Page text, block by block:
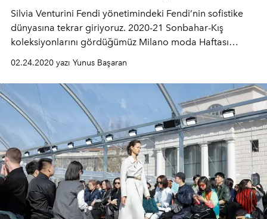
Silvia Venturini Fendi yönetimindeki Fendi’nin sofistike
dünyasına tekrar giriyoruz. 2020-21 Sonbahar-Kış
koleksiyonlarını gördüğümüz Milano moda Haftası
bolca feminizm dolu geçeceğini, bunun bir
propagandadan çok güçlü kadın imajı çizme üzerine
olduğunu anlattı. 2020-21 Sonbahar-Kış aksesuar
koleksiyonunu da görme şansına eriştiğimiz defilenin
yıldızı yeni akordeon çerçevesiyle Peekaboo çantasıydı.
Nostaljik bir etki yaratan Peekaboo’nun yanı sıra
Charlotte Stockdale ve Katie Lyall’ın kurucusu olduğu
Londra merkezli Chaos aksesuar markasıyla işbirliği
parçalarını da gördük. Tech Jewelry adı verilen bir seri
günlük kullanıma uygun lüks parçalar olarak tanıtıldı.
02.24.2020 yazı Yunus Başaran